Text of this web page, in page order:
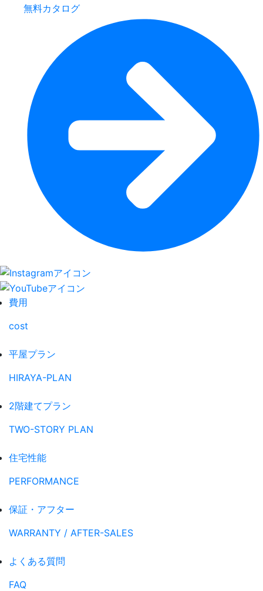
無料カタログ
費用
cost
平屋プラン
HIRAYA-PLAN
2階建てプラン
TWO-STORY PLAN
住宅性能
PERFORMANCE
保証・アフター
WARRANTY / AFTER-SALES
よくある質問
FAQ